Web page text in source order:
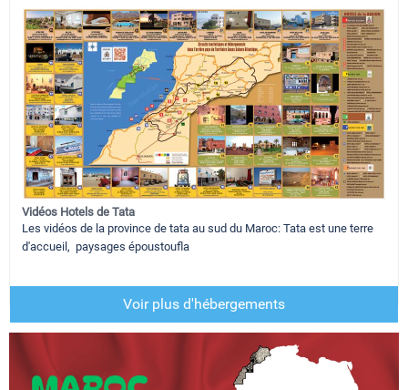
Vidéos Hotels de Tata
Les vidéos de la province de tata au sud du Maroc: Tata est une terre
d'accueil, paysages époustoufla
Voir plus d'hébergements